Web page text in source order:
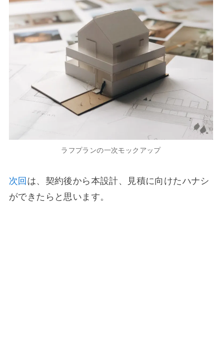
ラフプランの一次モックアップ
次回 は、契約後から本設計、見積に向けたハナシ
ができたらと思います。